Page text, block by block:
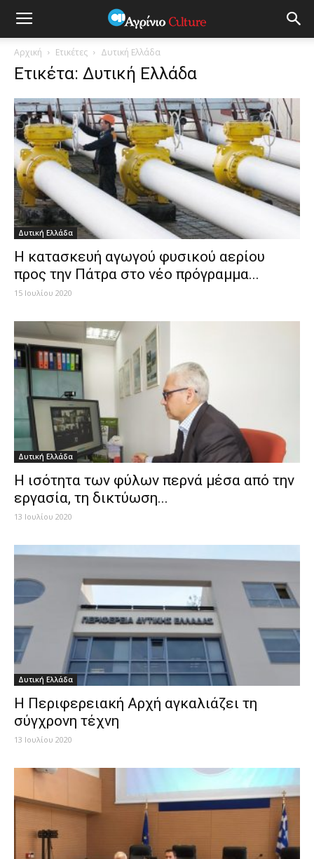
Αρχική Ετικέτες Δυτική Ελλάδα
Ετικέτα: Δυτική Ελλάδα
Δυτική Ελλάδα
Η κατασκευή αγωγού φυσικού αερίου
προς την Πάτρα στο νέο πρόγραμμα...
15 Ιουλίου 2020
Δυτική Ελλάδα
Η ισότητα των φύλων περνά μέσα από την
εργασία, τη δικτύωση...
13 Ιουλίου 2020
Δυτική Ελλάδα
Η Περιφερειακή Αρχή αγκαλιάζει τη
σύγχρονη τέχνη
13 Ιουλίου 2020